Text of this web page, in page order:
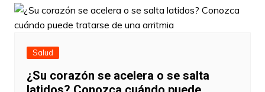
Salud
¿Su corazón se acelera o se salta